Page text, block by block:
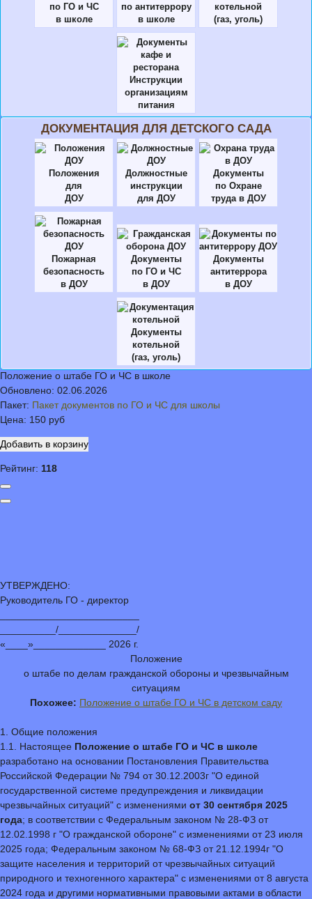
по ГО и ЧС
в школе
по антитеррору
в школе
котельной
(газ, уголь)
Инструкции
организациям
питания
ДОКУМЕНТАЦИЯ ДЛЯ ДЕТСКОГО САДА
Положения
для
ДОУ
Должностные
инструкции
для ДОУ
Документы
по Охране
труда в ДОУ
Пожарная
безопасность
в ДОУ
Документы
по ГО и ЧС
в ДОУ
Документы
антитеррора
в ДОУ
Документы
котельной
(газ, уголь)
Положение о штабе ГО и ЧС в школе
Обновлено: 02.06.2026
Пакет: Пакет документов по ГО и ЧС для школы
Цена: 150 руб
Рейтинг: 118
УТВЕРЖДЕНО:
Руководитель ГО - директор
__________/______________/
«____»_____________ 2026 г.
Положение
о штабе по делам гражданской обороны и чрезвычайным
ситуациям
Похожее: Положение о штабе ГО и ЧС в детском саду
1. Общие положения
1.1. Настоящее Положение о штабе ГО и ЧС в школе
разработано на основании Постановления Правительства
Российской Федерации № 794 от 30.12.2003г "О единой
государственной системе предупреждения и ликвидации
чрезвычайных ситуаций" с изменениями от 30 сентября 2025
года; в соответствии с Федеральным законом № 28-ФЗ от
12.02.1998 г "О гражданской обороне" с изменениями от 23 июля
2025 года; Федеральным законом № 68-ФЗ от 21.12.1994г "О
защите населения и территорий от чрезвычайных ситуаций
природного и техногенного характера" с изменениями от 8 августа
2024 года и другими нормативными правовыми актами в области